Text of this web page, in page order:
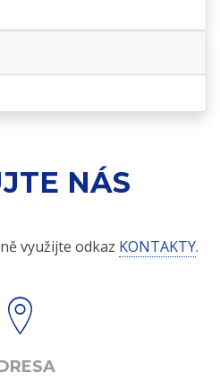
NÁS
využijte odkaz KONTAKTY.